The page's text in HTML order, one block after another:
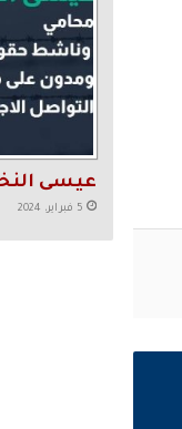
عيسى
5 فبراير، 2024